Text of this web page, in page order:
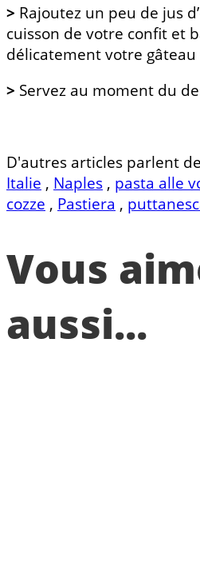
> Rajoutez un peu de jus
cuisson de votre confit et
délicatement votre
> Servez au moment du
D'autres articles parlent
Italie , Naples , pasta alle
cozze , Pastiera ,
Vous
aussi...